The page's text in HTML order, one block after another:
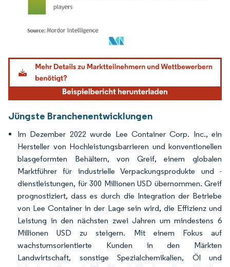
Bild © Mordor Intelligence. Wiederverwendung erfordert Namensnennung gemäß
Jüngste Branchenentwicklungen
Im Dezember 2022 wurde Lee Container Corp. Inc., ein
Hersteller von Hochleistungsbarrieren und konventionellen
blasgeformten Behältern, von Greif, einem globalen
Marktführer für industrielle Verpackungsprodukte und -
dienstleistungen, für 300 Millionen USD übernommen. Greif
prognostiziert, dass es durch die Integration der Betriebe
von Lee Container in der Lage sein wird, die Effizienz und
Leistung in den nächsten zwei Jahren um mindestens 6
Millionen USD zu steigern. Mit einem Fokus auf
wachstumsorientierte Kunden in den Märkten
Landwirtschaft, sonstige Spezialchemikalien, Öl und